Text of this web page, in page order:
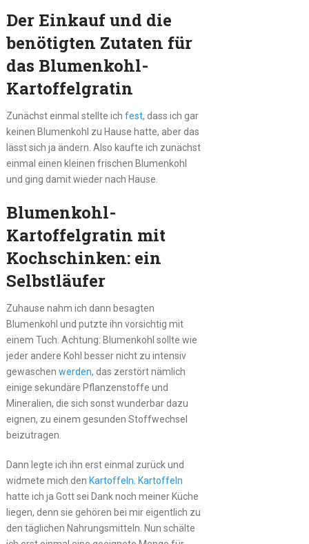
Der Einkauf und die
benötigten Zutaten für
das Blumenkohl-
Kartoffelgratin
Zunächst einmal stellte ich fest, dass ich gar
keinen Blumenkohl zu Hause hatte, aber das
lässt sich ja ändern. Also kaufte ich zunächst
einmal einen kleinen frischen Blumenkohl
und ging damit wieder nach Hause.
Blumenkohl-
Kartoffelgratin mit
Kochschinken: ein
Selbstläufer
Zuhause nahm ich dann besagten
Blumenkohl und putzte ihn vorsichtig mit
einem Tuch. Achtung: Blumenkohl sollte wie
jeder andere Kohl besser nicht zu intensiv
gewaschen werden, das zerstört nämlich
einige sekundäre Pflanzenstoffe und
Mineralien, die sich sonst wunderbar dazu
eignen, zu einem gesunden Stoffwechsel
beizutragen.
Dann legte ich ihn erst einmal zurück und
widmete mich den Kartoffeln Kartoffeln
hatte ich ja Gott sei Dank noch meiner Küche
liegen, denn sie gehören bei mir eigentlich zu
den täglichen Nahrungsmitteln. Nun schälte